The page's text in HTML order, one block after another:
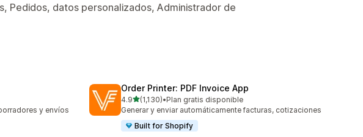
Pedidos, datos personalizados, Administrador de
y envíos
Order Printer: PDF Invoice App
4.9de 5 estrellas
(1,130)
1130 reseñas en total
•Plan gratis disponible
Generar y enviar automáticamente facturas, cotizaciones
Built for Shopify